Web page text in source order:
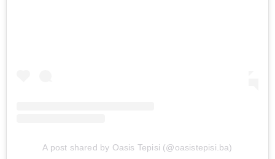
A post shared by Oasis Tepisi (@oasistepisi.ba)